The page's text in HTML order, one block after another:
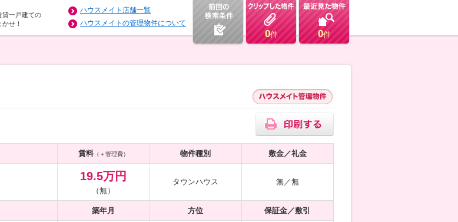
貸一戸建ての
せ！
ハウスメイト店舗一覧
ハウスメイトの管理物件について
0件 0件
賃料（＋管理費） 物件種別 敷金／礼金
19.5万円
（無）
タウンハウス 無／無
築年月 方位 保証金／敷引